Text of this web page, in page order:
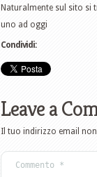
Naturalmente sul sito si
uno ad oggi
Condividi:
Leave a
Il tuo indirizzo email